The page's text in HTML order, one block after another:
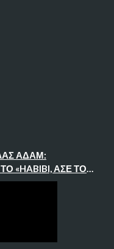
ΆΔΑΜ:
«HABIBI, ΆΣΕ ΤΟ